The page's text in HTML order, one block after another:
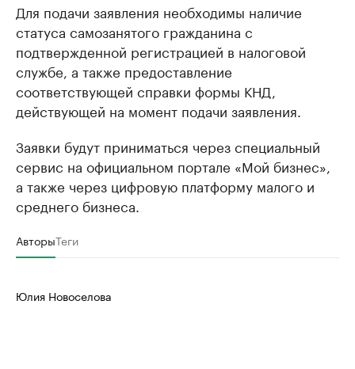
Для подачи заявления необходимы наличие
статуса самозанятого гражданина с
подтвержденной регистрацией в налоговой
службе, а также предоставление
соответствующей справки формы КНД,
действующей на момент подачи заявления.
Заявки будут приниматься через специальный
сервис на официальном портале «Мой бизнес»,
а также через цифровую платформу малого и
среднего бизнеса.
АвторыТеги
Юлия Новоселова